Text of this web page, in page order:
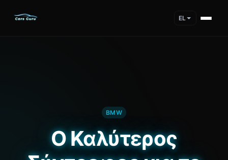
EL
BMW
Ο Καλύτερος